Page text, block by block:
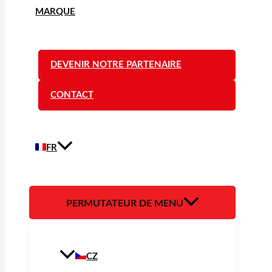
MARQUE
DEVENIR NOTRE PARTENAIRE
CONTACT
FR
PERMUTATEUR DE MENU
CZ